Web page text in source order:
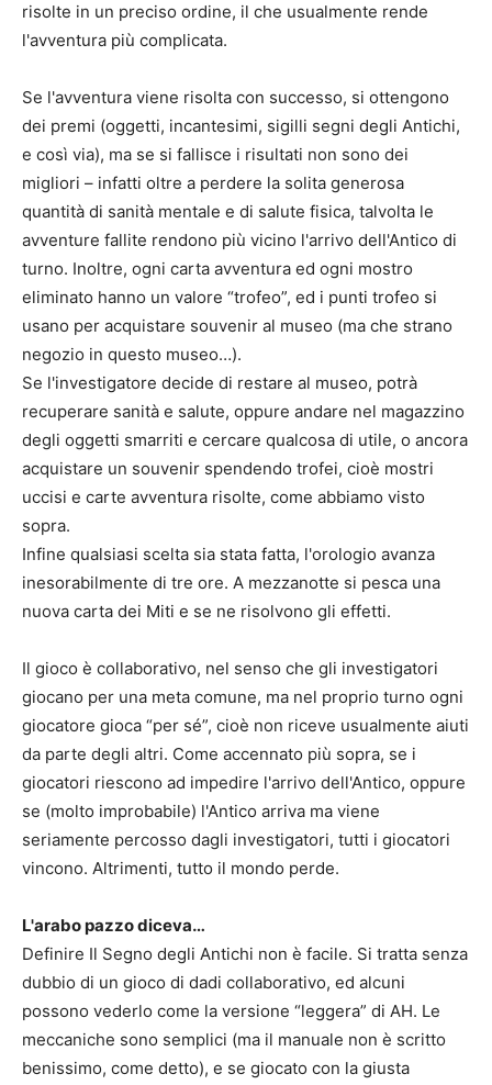
risolte in un preciso ordine, il che usualmente rende
l'avventura più complicata.
Se l'avventura viene risolta con successo, si ottengono
dei premi (oggetti, incantesimi, sigilli segni degli Antichi,
e così via), ma se si fallisce i risultati non sono dei
migliori – infatti oltre a perdere la solita generosa
quantità di sanità mentale e di salute fisica, talvolta le
avventure fallite rendono più vicino l'arrivo dell'Antico di
turno. Inoltre, ogni carta avventura ed ogni mostro
eliminato hanno un valore “trofeo”, ed i punti trofeo si
usano per acquistare souvenir al museo (ma che strano
negozio in questo museo…).
Se l'investigatore decide di restare al museo, potrà
recuperare sanità e salute, oppure andare nel magazzino
degli oggetti smarriti e cercare qualcosa di utile, o ancora
acquistare un souvenir spendendo trofei, cioè mostri
uccisi e carte avventura risolte, come abbiamo visto
sopra.
Infine qualsiasi scelta sia stata fatta, l'orologio avanza
inesorabilmente di tre ore. A mezzanotte si pesca una
nuova carta dei Miti e se ne risolvono gli effetti.
Il gioco è collaborativo, nel senso che gli investigatori
giocano per una meta comune, ma nel proprio turno ogni
giocatore gioca “per sé”, cioè non riceve usualmente aiuti
da parte degli altri. Come accennato più sopra, se i
giocatori riescono ad impedire l'arrivo dell'Antico, oppure
se (molto improbabile) l'Antico arriva ma viene
seriamente percosso dagli investigatori, tutti i giocatori
vincono. Altrimenti, tutto il mondo perde.
L'arabo pazzo diceva…
Definire Il Segno degli Antichi non è facile. Si tratta senza
dubbio di un gioco di dadi collaborativo, ed alcuni
possono vederlo come la versione “leggera” di AH. Le
meccaniche sono semplici (ma il manuale non è scritto
benissimo, come detto), e se giocato con la giusta